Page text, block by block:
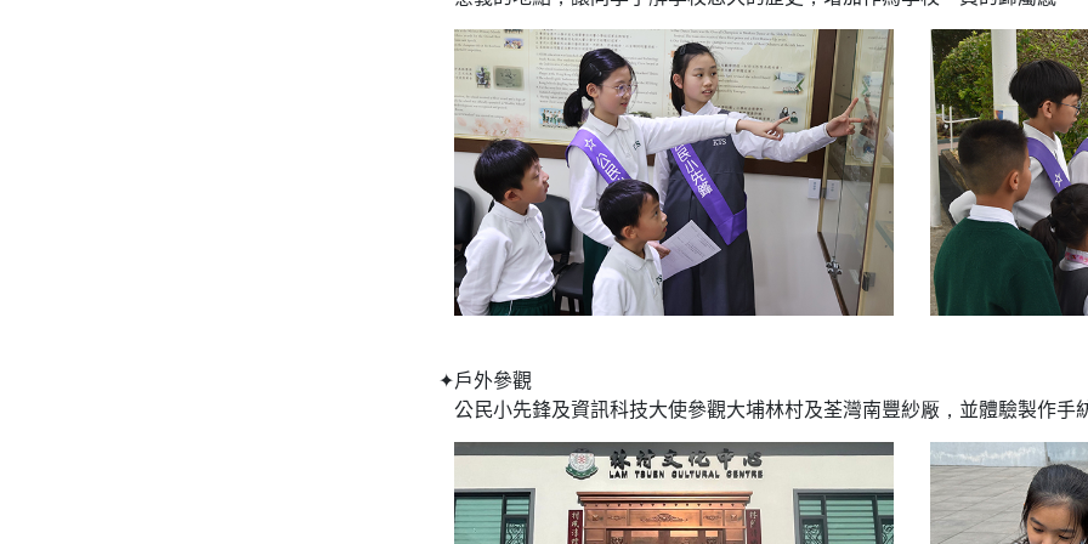
✦戶外參觀
公民小先鋒及資訊科技大使參觀大埔林村及荃灣南豐紗厰，並體驗製作手